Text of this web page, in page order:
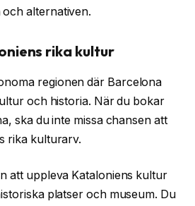
alternativen.
rika kultur
regionen där Barcelona
och historia. När du bokar
​​ska du inte missa chansen att
rika kulturarv.
att uppleva Kataloniens kultur
platser och museum. Du